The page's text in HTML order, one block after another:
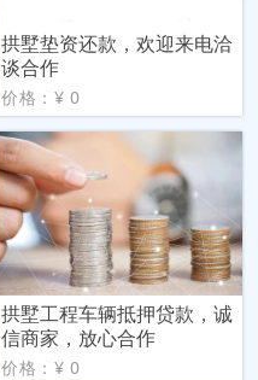
拱墅垫资还款，欢迎来电洽
谈合作
价格：¥ 0
拱墅工程车辆抵押贷款，诚
信商家，放心合作
价格：¥ 0